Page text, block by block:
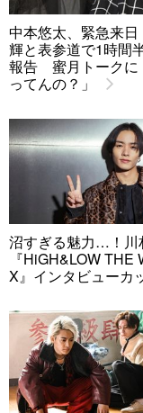
中本悠太、緊急来日
輝と表参道で1時間
報告 蜜月トークに
ってんの？」
沼すぎる魅力…！川
『HiGH&LOW THE
X』インタビューカ